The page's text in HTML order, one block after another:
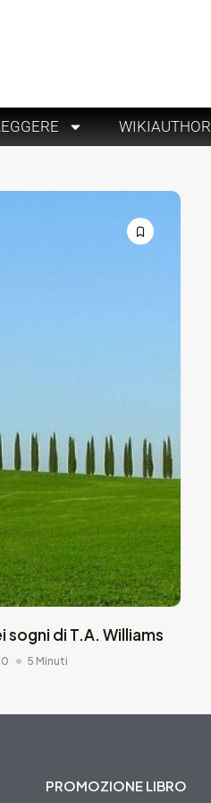
WIKIAUTHOR
sogni di T.A. Williams
5 Minuti
PROMOZIONE LIBRO